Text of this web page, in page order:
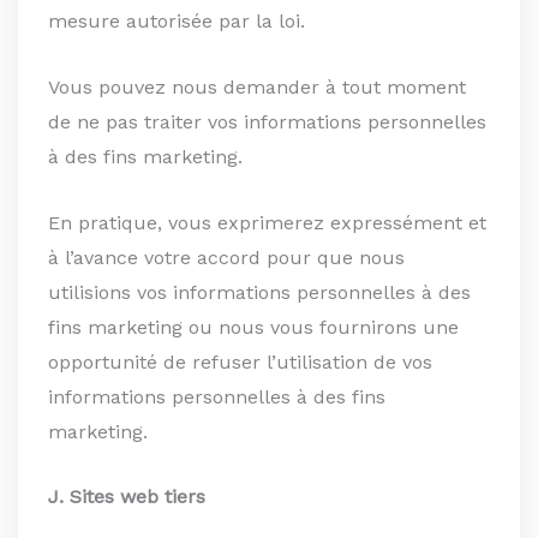
mesure autorisée par la loi.
Vous pouvez nous demander à tout moment
de ne pas traiter vos informations personnelles
à des fins marketing.
En pratique, vous exprimerez expressément et
à l’avance votre accord pour que nous
utilisions vos informations personnelles à des
fins marketing ou nous vous fournirons une
opportunité de refuser l’utilisation de vos
informations personnelles à des fins
marketing.
J. Sites web tiers